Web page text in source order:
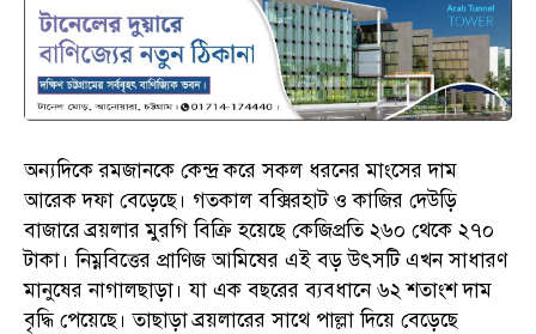
অন্যদিকে রমজানকে কেন্দ্র করে সকল ধরনের মাংসের দাম
আরেক দফা বেড়েছে। গতকাল বক্সিরহাট ও কাজির দেউড়ি
বাজারে ব্রয়লার মুরগি বিক্রি হয়েছে কেজিপ্রতি ২৬০ থেকে ২৭০
টাকা। নিম্নবিত্তের প্রাণিজ আমিষের এই বড় উৎসটি এখন সাধারণ
মানুষের নাগালছাড়া। যা এক বছরের ব্যবধানে ৬২ শতাংশ দাম
বৃদ্ধি পেয়েছে। তাছাড়া ব্রয়লারের সাথে পাল্লা দিয়ে বেড়েছে